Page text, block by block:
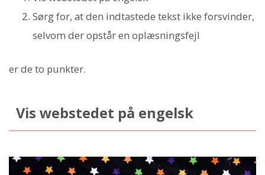
Sørg for, at den indtastede tekst ikke forsvinder,
selvom der opstår en oplæsningsfejl
er de to punkter.
Vis webstedet på engelsk